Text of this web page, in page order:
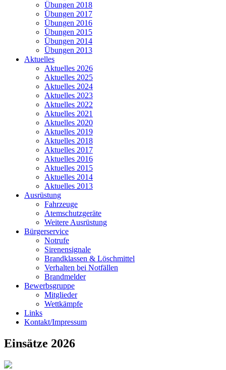
Übungen 2018
Übungen 2017
Übungen 2016
Übungen 2015
Übungen 2014
Übungen 2013
Aktuelles
Aktuelles 2026
Aktuelles 2025
Aktuelles 2024
Aktuelles 2023
Aktuelles 2022
Aktuelles 2021
Aktuelles 2020
Aktuelles 2019
Aktuelles 2018
Aktuelles 2017
Aktuelles 2016
Aktuelles 2015
Aktuelles 2014
Aktuelles 2013
Ausrüstung
Fahrzeuge
Atemschutzgeräte
Weitere Ausrüstung
Bürgerservice
Notrufe
Sirenensignale
Brandklassen & Löschmittel
Verhalten bei Notfällen
Brandmelder
Bewerbsgruppe
Mitglieder
Wettkämpfe
Links
Kontakt/Impressum
Einsätze 2026